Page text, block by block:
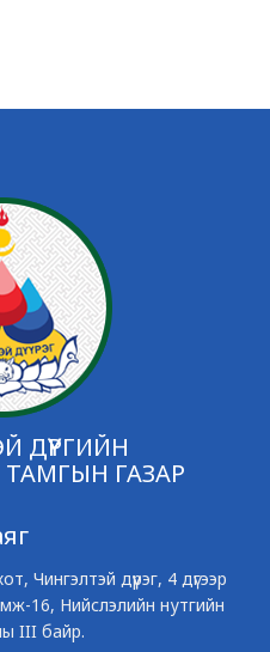
ДҮҮРГИЙН
ГАЗАР
Чингэлтэй дүүрэг, 4 дүгээр
16, Нийслэлийн нутгийн
III байр.